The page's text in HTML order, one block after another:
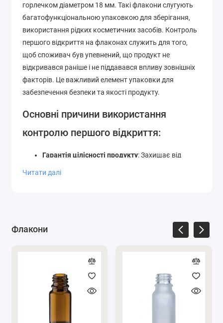
горлечком діаметром 18 мм. Такі флакони слугують
багатофункціональною упаковкою для зберігання,
використання рідких косметичних засобів. Контроль
першого відкриття на флаконах служить для того,
щоб споживач був упевнений, що продукт не
відкривався раніше і не піддавався впливу зовнішніх
факторів. Це важливий елемент упаковки для
забезпечення безпеки та якості продукту.
Основні причини використання
контролю першого відкриття:
Гарантія цілісності продукту: Захищає від
до моменту першого використання (наприклад,
Довіра споживачів:
першого відкриття підвищує довіру клієнтів до
якості продукції, оскільки вони впевнені, що
продукт не був використаний або підроблений.
Читати далі
Флакони